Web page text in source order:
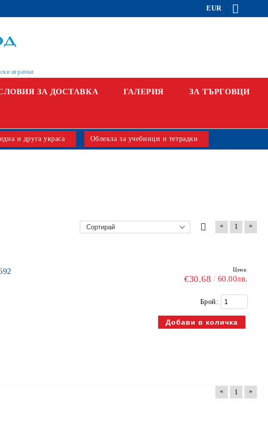
EUR
играчки
ЗА ДОСТАВКА ГАЛЕРИЯ ЗА ТЪРГОВЦИ
и друга украса Облекла за учебници и тетрадки
« 1 »
Цена:
€30.68 60.00лв.
Брой:
« 1 »